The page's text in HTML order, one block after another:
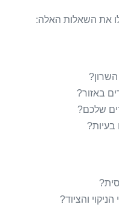
את השאלות האלה:
באזור?
שלכם?
והציוד?